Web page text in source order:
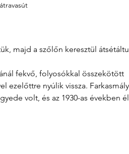
majd a szőlőn keresztül
fekvő, folyosókkal összekötött
ezelőttre nyúlik vissza.
volt, és az 1930-as években